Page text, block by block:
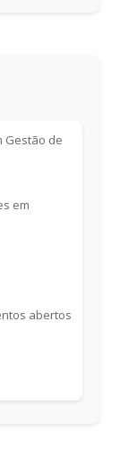
Gestão de
em
abertos